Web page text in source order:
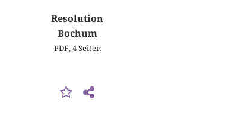
Resolution
Bochum
PDF, 4 Seiten